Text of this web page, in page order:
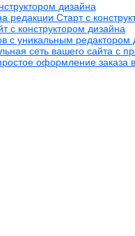
дизайна
редакции Старт с
с конструктором дизайна
с уникальным
сеть вашего сайта с
оформление заказа